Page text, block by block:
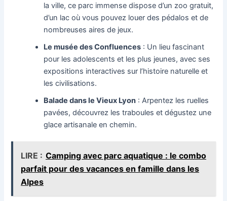
la ville, ce parc immense dispose d’un zoo gratuit,
d’un lac où vous pouvez louer des pédalos et de
nombreuses aires de jeux.
Le musée des Confluences : Un lieu fascinant
pour les adolescents et les plus jeunes, avec ses
expositions interactives sur l’histoire naturelle et
les civilisations.
Balade dans le Vieux Lyon : Arpentez les ruelles
pavées, découvrez les traboules et dégustez une
glace artisanale en chemin.
LIRE : Camping avec parc aquatique : le combo
parfait pour des vacances en famille dans les
Alpes